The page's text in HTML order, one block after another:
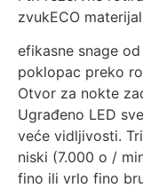
zvukECO materijal
efikasne snage
poklopac preko
Otvor za nokte
Ugrađeno LED
veće vidljivosti.
niski (7.000 o /
fino ili vrlo fino